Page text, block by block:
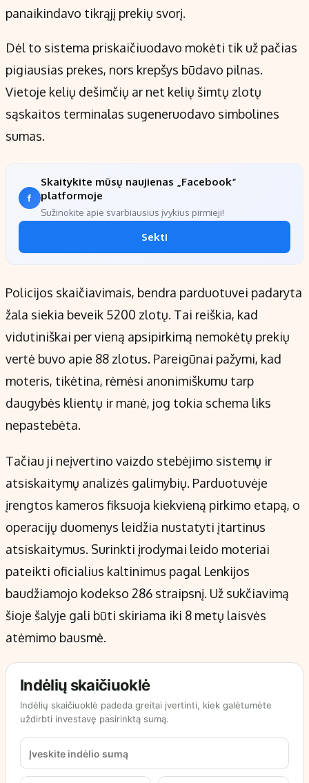
panaikindavo tikrąjį prekių svorį.
Dėl to sistema priskaičiuodavo mokėti tik už pačias
pigiausias prekes, nors krepšys būdavo pilnas.
Vietoje kelių dešimčių ar net kelių šimtų zlotų
sąskaitos terminalas sugeneruodavo simbolines
sumas.
Skaitykite mūsų naujienas „Facebook“
platformoje
Sužinokite apie svarbiausius įvykius pirmieji!
Sekti
Policijos skaičiavimais, bendra parduotuvei padaryta
žala siekia beveik 5200 zlotų. Tai reiškia, kad
vidutiniškai per vieną apsipirkimą nemokėtų prekių
vertė buvo apie 88 zlotus. Pareigūnai pažymi, kad
moteris, tikėtina, rėmėsi anonimiškumu tarp
daugybės klientų ir manė, jog tokia schema liks
nepastebėta.
Tačiau ji neįvertino vaizdo stebėjimo sistemų ir
atsiskaitymų analizės galimybių. Parduotuvėje
įrengtos kameros fiksuoja kiekvieną pirkimo etapą, o
operacijų duomenys leidžia nustatyti įtartinus
atsiskaitymus. Surinkti įrodymai leido moteriai
pateikti oficialius kaltinimus pagal Lenkijos
baudžiamojo kodekso 286 straipsnį. Už sukčiavimą
šioje šalyje gali būti skiriama iki 8 metų laisvės
atėmimo bausmė.